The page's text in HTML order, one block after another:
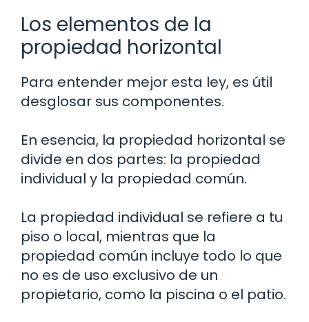
Los elementos de la
propiedad horizontal
Para entender mejor esta ley, es útil
desglosar sus componentes.
En esencia, la propiedad horizontal se
divide en dos partes: la propiedad
individual y la propiedad común.
La propiedad individual se refiere a tu
piso o local, mientras que la
propiedad común incluye todo lo que
no es de uso exclusivo de un
propietario, como la piscina o el patio.